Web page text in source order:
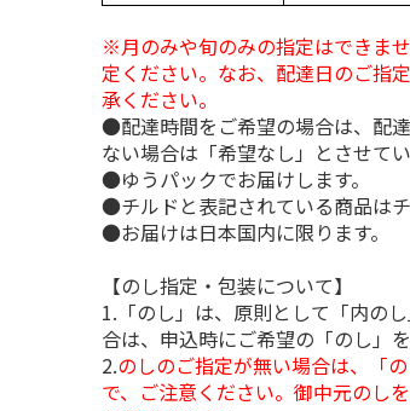
※月のみや旬のみの指定はできま
定ください。なお、配達日のご指
承ください。
●配達時間をご希望の場合は、配
ない場合は「希望なし」とさせてい
●ゆうパックでお届けします。
●チルドと表記されている商品は
●お届けは日本国内に限ります。
【のし指定・包装について】
1.「のし」は、原則として「内の
合は、申込時にご希望の「のし」
2.のしのご指定が無い場合は、「
で、ご注意ください。御中元のし